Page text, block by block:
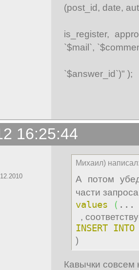
(post_id, date,
is_register,
`$mail`,
`$answer_id`)" );
16:25:44
Михаил)
А потом
части
values ( ...
,
INSERT INTO
)
Кавычки совсем